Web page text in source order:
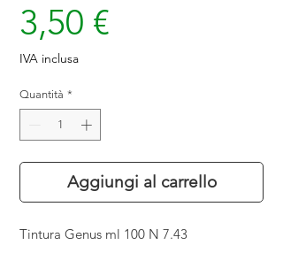
3,50 €
IVA inclusa
Quantità *
Aggiungi al carrello
Tintura Genus ml 100 N 7.43